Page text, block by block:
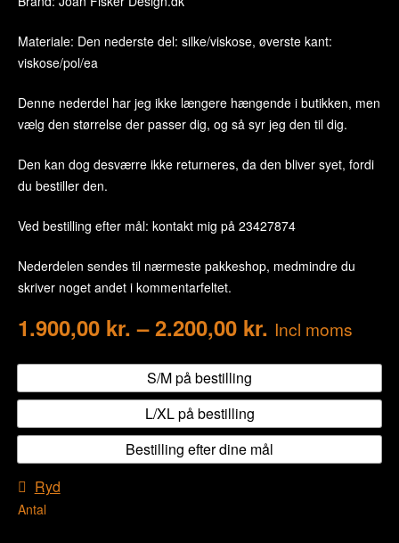
Materiale: Den nederste del: silke/viskose, øverste kant:
viskose/pol/ea
Denne nederdel har jeg ikke længere hængende i butikken, men
vælg den størrelse der passer dig, og så syr jeg den til dig.
Den kan dog desværre ikke returneres, da den bliver syet, fordi
du bestiller den.
Ved bestilling efter mål: kontakt mig på 23427874
Nederdelen sendes til nærmeste pakkeshop, medmindre du
skriver noget andet i kommentarfeltet.
1.900,00 kr. – 2.200,00 kr. Incl moms
S/M på bestilling
L/XL på bestilling
Bestilling efter dine mål
Ryd
Antal